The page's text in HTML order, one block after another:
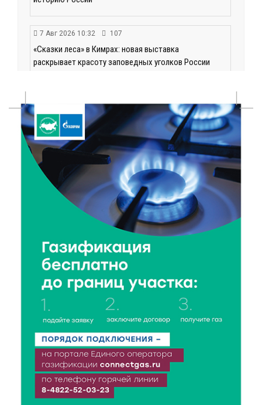
7 Авг 2026 10:32 107
«Сказки леса» в Кимрах: новая выставка
раскрывает красоту заповедных уголков России
День физкультурника в Тверской области: где и
какие спортивные события пройдут в выходные
7 Авг 2026 09:32 136
“Посольство Дружбы” стартовало в Твери:
школьники из Твери и Палестины объединились
ради диалога культур
От зарядки до ПДД: как в Твери детям прививают
здоровый образ жизни и навыки дорожной
безопасности
6 Авг 2026 23:07 384
От ливней к ясным дням: как изменится погода в
Твери в начале августа
6 Авг 2026 22:02 390
В Твери прошла акция «Светлячок»: как сделать